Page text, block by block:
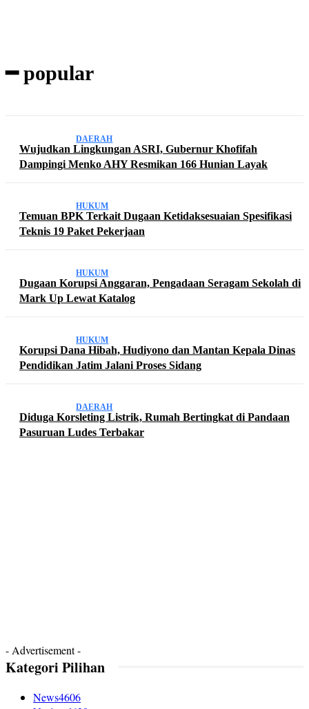
━ popular
DAERAH
Wujudkan Lingkungan ASRI, Gubernur Khofifah
Dampingi Menko AHY Resmikan 166 Hunian Layak
HUKUM
Temuan BPK Terkait Dugaan Ketidaksesuaian Spesifikasi
Teknis 19 Paket Pekerjaan
HUKUM
Dugaan Korupsi Anggaran, Pengadaan Seragam Sekolah di
Mark Up Lewat Katalog
HUKUM
Korupsi Dana Hibah, Hudiyono dan Mantan Kepala Dinas
Pendidikan Jatim Jalani Proses Sidang
DAERAH
Diduga Korsleting Listrik, Rumah Bertingkat di Pandaan
Pasuruan Ludes Terbakar
- Advertisement -
Kategori Pilihan
News4606